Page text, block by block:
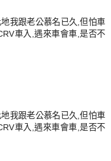
我跟老公慕名已久,但怕車
車入,遇來車會車,是否不
我跟老公慕名已久,但怕車
車入,遇來車會車,是否不